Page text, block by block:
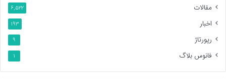
مقالات 6,522
اخبار 193
رپورتاژ 9
فانوس بلاگ 1